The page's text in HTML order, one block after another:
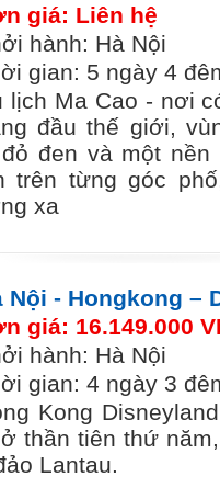
giá: Liên hệ
hành: Hà Nội
gian: 5 ngày 4
lịch Ma Cao - nơi
đầu thế giới,
đen và một
trên từng góc
xa
Nội - Hongkong –
giá: 16.149.000
hành: Hà Nội
gian: 4 ngày 3
Kong
thần tiên thứ
Lantau.